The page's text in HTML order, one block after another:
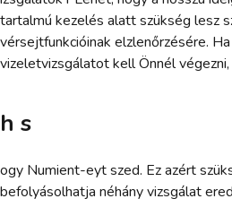
tartalmú kezelés alatt szükség lesz
vérsejtfunkcióinak elzlenőrzésére.
vizeletvizsgálatot kell Önnél
h s
ogy Numient-eyt szed. Ez azért
befolyásolhatja néhány vizsgálat